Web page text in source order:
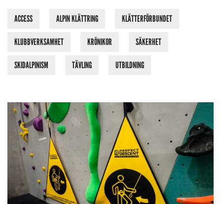
ACCESS ALPIN KLÄTTRING KLÄTTERFÖRBUNDET
KLUBBVERKSAMHET KRÖNIKOR SÄKERHET
SKIDALPINISM TÄVLING UTBILDNING